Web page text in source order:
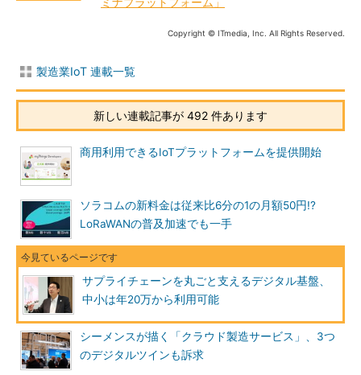
Copyright © ITmedia, Inc. All Rights Reserved.
製造業IoT 連載一覧
新しい連載記事が 492 件あります
商用利用できるIoTプラットフォームを提供開始
ソラコムの新料金は従来比6分の1の月額50円!?
LoRaWANの普及加速でも一手
サプライチェーンを丸ごと支えるデジタル基盤、
中小は年20万から利用可能
シーメンスが描く「クラウド製造サービス」、3つ
のデジタルツインも訴求